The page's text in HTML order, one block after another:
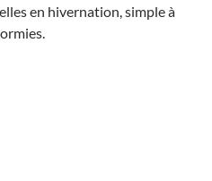
en hivernation, simple à